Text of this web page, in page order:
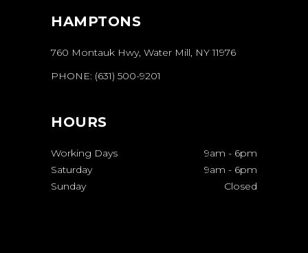
HAMPTONS
760 Montauk Hwy, Water Mill, NY 11976
PHONE: (631) 500-9201
HOURS
Working Days 9am - 6pm
Saturday
9am - 6pm
Sunday
Closed